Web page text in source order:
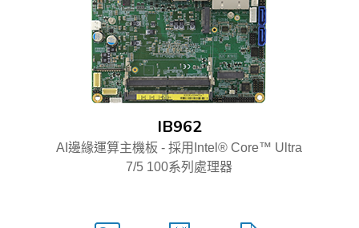
IB962
AI邊緣運算主機板 - 採用Intel® Core™ Ultra
7/5 100系列處理器